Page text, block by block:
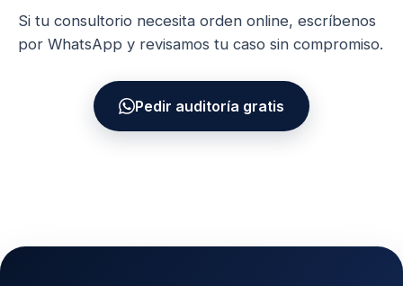
Si tu consultorio necesita orden online, escríbenos
por WhatsApp y revisamos tu caso sin compromiso.
Pedir auditoría gratis